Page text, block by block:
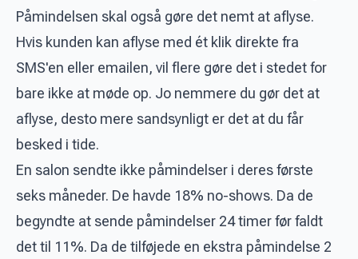
Påmindelsen skal også gøre det nemt at aflyse.
Hvis kunden kan aflyse med ét klik direkte fra
SMS'en eller emailen, vil flere gøre det i stedet for
bare ikke at møde op. Jo nemmere du gør det at
aflyse, desto mere sandsynligt er det at du får
besked i tide.
En salon sendte ikke påmindelser i deres første
seks måneder. De havde 18% no-shows. Da de
begyndte at sende påmindelser 24 timer før faldt
det til 11%. Da de tilføjede en ekstra påmindelse 2